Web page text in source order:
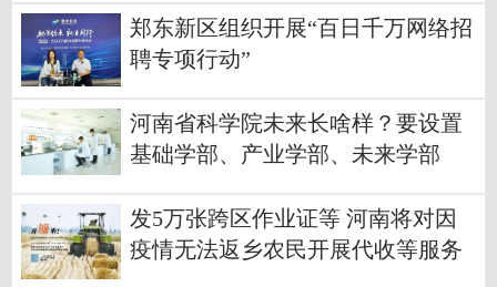
郑东新区组织开展“百日千万网络招
聘专项行动”
河南省科学院未来长啥样？要设置
基础学部、产业学部、未来学部
发5万张跨区作业证等 河南将对因
疫情无法返乡农民开展代收等服务